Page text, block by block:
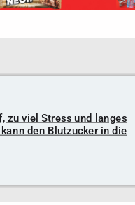
zu viel Stress und langes
den Blutzucker in die